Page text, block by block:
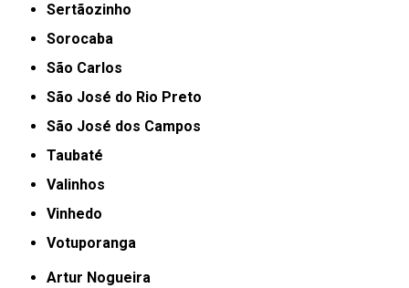
Sertãozinho
Sorocaba
São Carlos
São José do Rio Preto
São José dos Campos
Taubaté
Valinhos
Vinhedo
Votuporanga
Artur Nogueira